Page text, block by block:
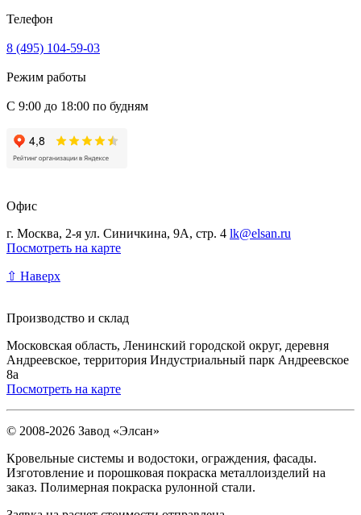
Телефон
8 (495) 104-59-03
Режим работы
С 9:00 до 18:00 по будням
Офис
г. Москва, 2-я ул. Синичкина, 9А, стр. 4 lk@elsan.ru
Посмотреть на карте
⇧ Наверх
Производство и склад
Московская область, Ленинский городской округ, деревня
Андреевское, территория Индустриальный парк Андреевское
8а
Посмотреть на карте
© 2008-2026 Завод «Элсан»
Кровельные системы и водостоки, ограждения, фасады.
Изготовление и порошковая покраска металлоизделий на
заказ. Полимерная покраска рулонной стали.